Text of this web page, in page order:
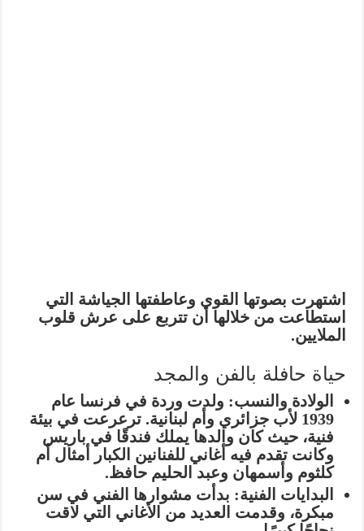
اشتهرت بصوتها القوي وعاطفتها الجياشة التي
استطاعت من خلالها أن تتربع على عرش قلوب
الملايين.
حياة حافلة بالفن والمجد
الولادة والنسب: ولدت وردة في فرنسا عام
1939 لأب جزائري وأم لبنانية. ترعرعت في بيئة
فنية، حيث كان والدها يملك فندقًا في باريس
وكانت تقدم فيه أغاني للفنانين الكبار أمثال أم
كلثوم وأسمهان وعبد الحليم حافظ.
البدايات الفنية: بدأت مشوارها الفني في سن
مبكرة، وقدمت العديد من الأغاني التي لاقت